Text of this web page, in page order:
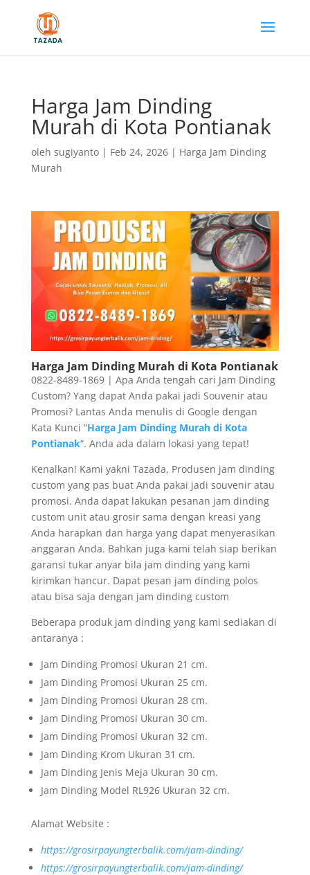
Harga Jam Dinding
Murah di Kota Pontianak
oleh sugiyanto| Feb 24, 2026| Harga Jam Dinding
Murah
Harga Jam Dinding Murah di Kota Pontianak
0822-8489-1869 | Apa Anda tengah cari Jam Dinding
Custom? Yang dapat Anda pakai jadi Souvenir atau
Promosi? Lantas Anda menulis di Google dengan
Kata Kunci “Harga Jam Dinding Murah di Kota
Pontianak“. Anda ada dalam lokasi yang tepat!
Kenalkan! Kami yakni Tazada, Produsen jam dinding
custom yang pas buat Anda pakai jadi souvenir atau
promosi. Anda dapat lakukan pesanan jam dinding
custom unit atau grosir sama dengan kreasi yang
Anda harapkan dan harga yang dapat menyerasikan
anggaran Anda. Bahkan juga kami telah siap berikan
garansi tukar anyar bila jam dinding yang kami
kirimkan hancur. Dapat pesan jam dinding polos
atau bisa saja dengan jam dinding custom
Beberapa produk jam dinding yang kami sediakan di
antaranya :
Jam Dinding Promosi Ukuran 21 cm.
Jam Dinding Promosi Ukuran 25 cm.
Jam Dinding Promosi Ukuran 28 cm.
Jam Dinding Promosi Ukuran 30 cm.
Jam Dinding Promosi Ukuran 32 cm.
Jam Dinding Krom Ukuran 31 cm.
Jam Dinding Jenis Meja Ukuran 30 cm.
Jam Dinding Model RL926 Ukuran 32 cm.
Alamat Website :
https://grosirpayungterbalik.com/jam-dinding/
https://grosirpayungterbalik.com/jam-dinding/